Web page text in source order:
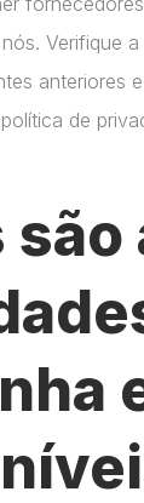
Verifique
anteriores
de
são